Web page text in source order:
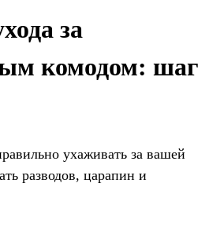
за
комодом: шаг
ухаживать за вашей
разводов, царапин и